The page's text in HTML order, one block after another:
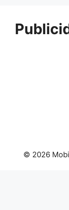
© 2026